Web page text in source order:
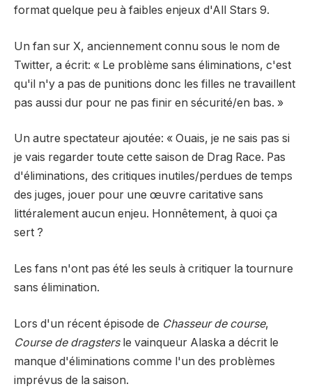
format quelque peu à faibles enjeux d'All Stars 9.
Un fan sur X, anciennement connu sous le nom de
Twitter, a écrit: « Le problème sans éliminations, c'est
qu'il n'y a pas de punitions donc les filles ne travaillent
pas aussi dur pour ne pas finir en sécurité/en bas. »
Un autre spectateur ajoutée: « Ouais, je ne sais pas si
je vais regarder toute cette saison de Drag Race. Pas
d'éliminations, des critiques inutiles/perdues de temps
des juges, jouer pour une œuvre caritative sans
littéralement aucun enjeu. Honnêtement, à quoi ça
sert ?
Les fans n'ont pas été les seuls à critiquer la tournure
sans élimination.
Lors d'un récent épisode de Chasseur de course,
Course de dragstersle vainqueur Alaska a décrit le
manque d'éliminations comme l'un des problèmes
imprévus de la saison.